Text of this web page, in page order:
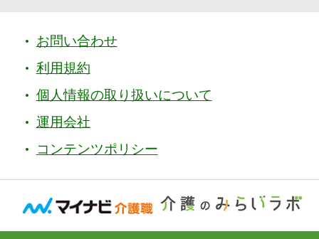
お問い合わせ
利用規約
個人情報の取り扱いについて
運用会社
コンテンツポリシー